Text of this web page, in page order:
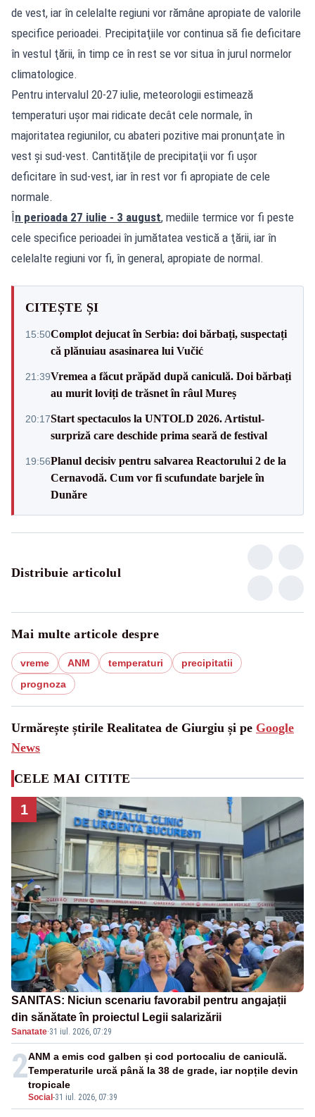
de vest, iar în celelalte regiuni vor rămâne apropiate de valorile
specifice perioadei. Precipitaţiile vor continua să fie deficitare
în vestul ţării, în timp ce în rest se vor situa în jurul normelor
climatologice.
Pentru intervalul 20-27 iulie, meteorologii estimează
temperaturi uşor mai ridicate decât cele normale, în
majoritatea regiunilor, cu abateri pozitive mai pronunţate în
vest şi sud-vest. Cantităţile de precipitaţii vor fi uşor
deficitare în sud-vest, iar în rest vor fi apropiate de cele
normale.
În perioada 27 iulie - 3 august, mediile termice vor fi peste
cele specifice perioadei în jumătatea vestică a ţării, iar în
celelalte regiuni vor fi, în general, apropiate de normal.
CITEȘTE ȘI
15:50Complot dejucat în Serbia: doi bărbați, suspectați
că plănuiau asasinarea lui Vučić
21:39Vremea a făcut prăpăd după caniculă. Doi bărbați
au murit loviți de trăsnet în râul Mureș
20:17Start spectaculos la UNTOLD 2026. Artistul-
surpriză care deschide prima seară de festival
19:56Planul decisiv pentru salvarea Reactorului 2 de la
Cernavodă. Cum vor fi scufundate barjele în
Dunăre
Distribuie articolul
Mai multe articole despre
vreme ANM temperaturi
precipitatii
prognoza
Urmărește știrile Realitatea de Giurgiu și pe Google
News
CELE MAI CITITE
1
SANITAS: Niciun scenariu favorabil pentru angajații
din sănătate în proiectul Legii salarizării
Sanatate·31 iul. 2026, 07:29
2
Social -31 iul. 2026, 07:39
ANM a emis cod galben și cod portocaliu de caniculă.
Temperaturile urcă până la 38 de grade, iar nopțile devin
tropicale